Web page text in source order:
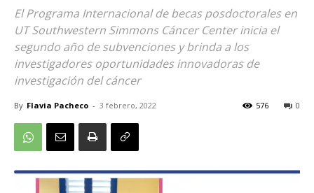
El Programa Internacional de becas posdoctorales en
UT Southwestern Simmons Cáncer Center inicia el
segundo año de subvenciones y brinda a los
investigadores oportunidades innovadoras de
investigación del cáncer
By Flavia Pacheco - 3 febrero, 2022 0
576